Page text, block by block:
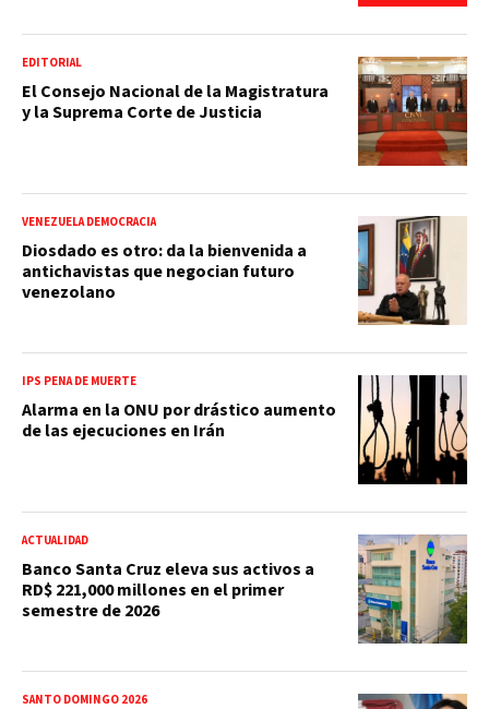
EDITORIAL
El Consejo Nacional de la Magistratura
y la Suprema Corte de Justicia
VENEZUELA DEMOCRACIA
Diosdado es otro: da la bienvenida a
antichavistas que negocian futuro
venezolano
IPS PENA DE MUERTE
Alarma en la ONU por drástico aumento
de las ejecuciones en Irán
ACTUALIDAD
Banco Santa Cruz eleva sus activos a
RD$ 221,000 millones en el primer
semestre de 2026
SANTO DOMINGO 2026